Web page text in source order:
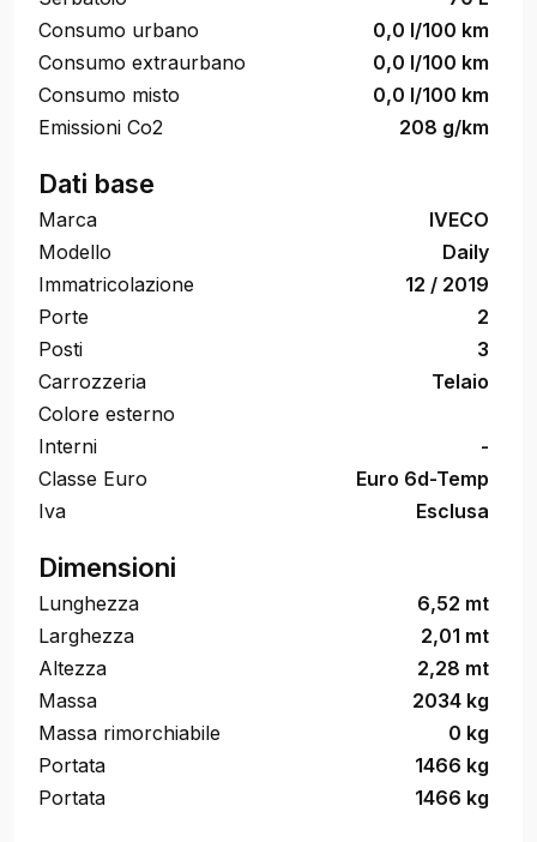
Consumo urbano
0,0 l/100 km
Consumo extraurbano
0,0 l/100 km
Consumo misto
0,0 l/100 km
Emissioni Co2
208 g/km
Dati base
Marca
IVECO
Modello
Daily
Immatricolazione
12 / 2019
Porte
2
Posti
3
Carrozzeria
Telaio
Colore esterno
Interni
-
Classe Euro
Euro 6d-Temp
Iva
Esclusa
Dimensioni
Lunghezza
6,52 mt
Larghezza
2,01 mt
Altezza
2,28 mt
Massa
2034 kg
Massa rimorchiabile
0 kg
Portata
1466 kg
Portata
1466 kg